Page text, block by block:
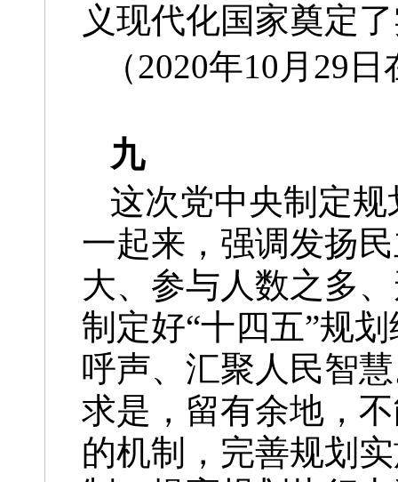
义现代化国家奠定
（2020年10月29
九
这次党中央制定
一起来，强调发扬
大、参与人数之多
制定好“十四五”规
呼声、汇聚人民智
求是，留有余地，
的机制，完善规划